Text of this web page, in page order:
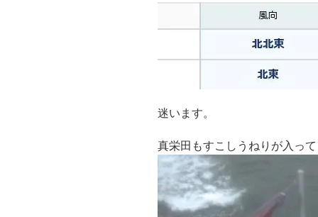
迷います。
真栄田もすこしうねりが入っ